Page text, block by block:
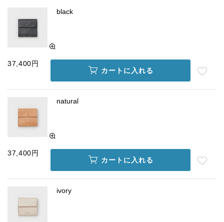
black
37,400円
カートに入れる
natural
37,400円
カートに入れる
ivory